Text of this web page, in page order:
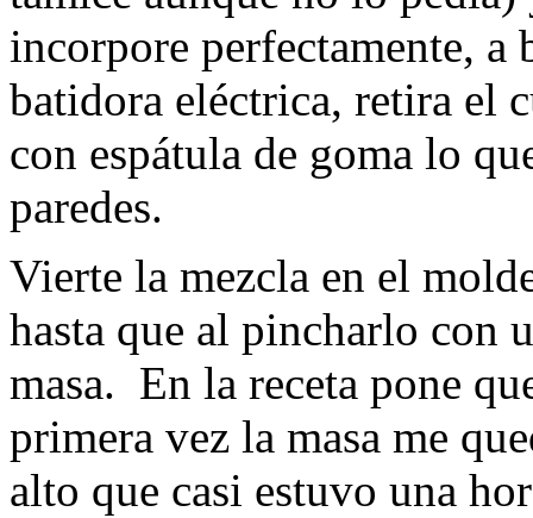
incorpore perfectamente,
batidora eléctrica, retira el
con espátula de goma lo
paredes.
Vierte la mezcla en el
hasta que al pincharlo con
masa. En la receta pone
primera vez la masa me
alto que casi estuvo una